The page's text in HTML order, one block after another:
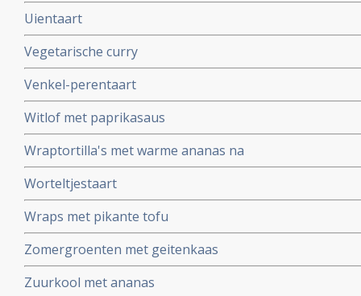
Uientaart
Vegetarische curry
Venkel-perentaart
Witlof met paprikasaus
Wraptortilla's met warme ananas na
Worteltjestaart
Wraps met pikante tofu
Zomergroenten met geitenkaas
Zuurkool met ananas